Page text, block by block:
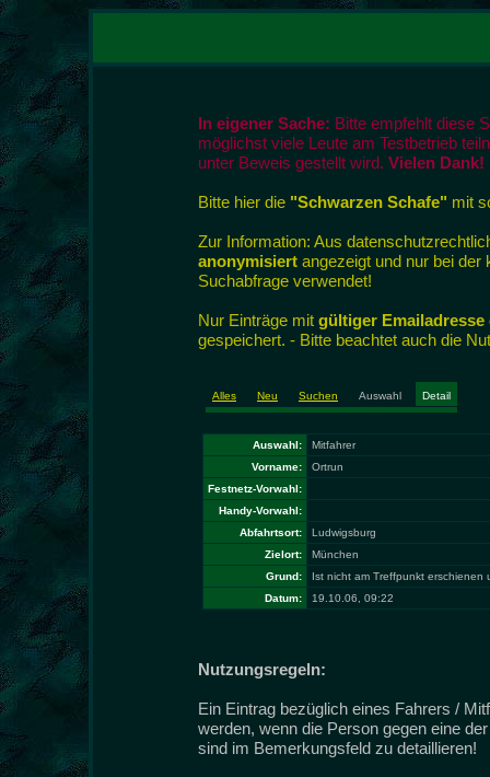
In eigener Sache: Bitte empfehlt diese
möglichst viele Leute am Testbetrieb
unter Beweis gestellt wird. Vielen Dank!
Bitte hier die "Schwarzen Schafe" mit
Zur Information: Aus
anonymisiert angezeigt und nur bei der
Suchabfrage verwendet!
Nur Einträge mit gültiger Emailadresse
gespeichert. - Bitte beachtet auch die
Alles Neu Suchen Auswahl Detail
Auswahl:
Mitfahrer
Vorname:
Ortrun
Festnetz-Vorwahl:
Handy-Vorwahl:
Abfahrtsort:
Ludwigsburg
Zielort:
München
Grund:
Ist nicht am Treffpunkt
Datum:
19.10.06, 09:22
Nutzungsregeln:
Ein Eintrag bezüglich eines Fahrers /
werden, wenn die Person gegen eine
sind im Bemerkungsfeld zu detaillieren!